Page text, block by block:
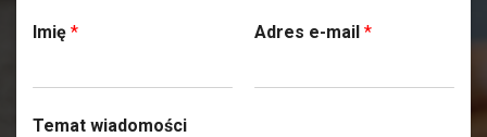
Imię * Adres e-mail *
Temat wiadomości